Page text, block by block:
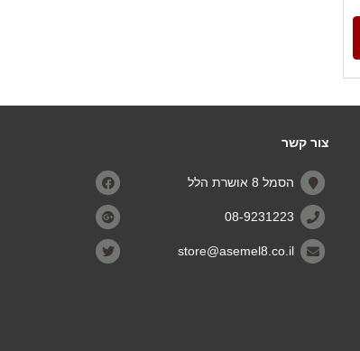
צור קשר
הסמל 8 אושרת הלל
08-9231223
store@asemel8.co.il